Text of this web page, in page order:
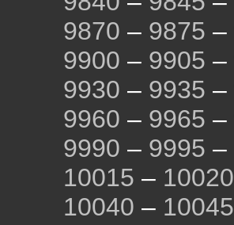
9870 – 9875 –
9900 – 9905 –
9930 – 9935 –
9960 – 9965 –
9990 – 9995 –
10015 – 10020
10040 – 10045